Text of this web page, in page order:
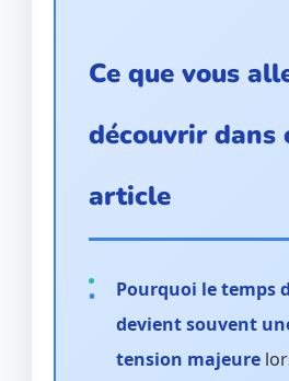
Ce que vous
découvrir dans
article
Pourquoi le temps
devient souvent
tension majeure